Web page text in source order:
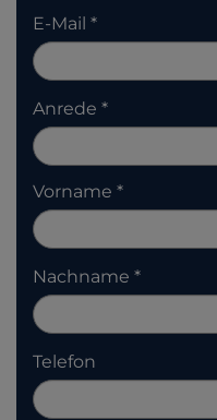
E-Mail
Anrede
Vorname
Nachname
Telefon